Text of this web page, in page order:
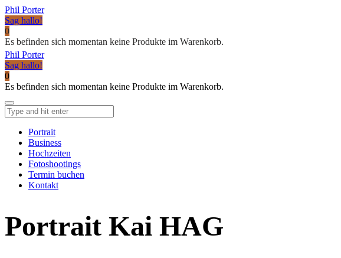
Phil Porter
Sag hallo!
0
Es befinden sich momentan keine Produkte im Warenkorb.
Phil Porter
Sag hallo!
0
Es befinden sich momentan keine Produkte im Warenkorb.
Portrait
Business
Hochzeiten
Fotoshootings
Termin buchen
Kontakt
Portrait Kai HAG